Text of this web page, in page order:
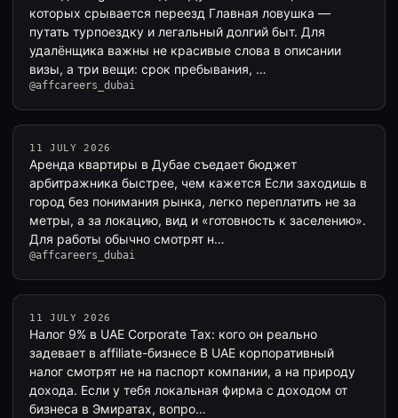
которых срывается переезд Главная ловушка —
путать турпоездку и легальный долгий быт. Для
удалёнщика важны не красивые слова в описании
визы, а три вещи: срок пребывания, …
@affcareers_dubai
11 JULY 2026
Аренда квартиры в Дубае съедает бюджет
арбитражника быстрее, чем кажется Если заходишь в
город без понимания рынка, легко переплатить не за
метры, а за локацию, вид и «готовность к заселению».
Для работы обычно смотрят н…
@affcareers_dubai
11 JULY 2026
Налог 9% в UAE Corporate Tax: кого он реально
задевает в affiliate-бизнесе В UАЕ корпоративный
налог смотрят не на паспорт компании, а на природу
дохода. Если у тебя локальная фирма с доходом от
бизнеса в Эмиратах, вопро…